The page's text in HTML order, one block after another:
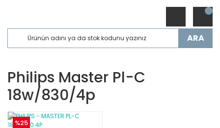
ARA
Philips Master Pl-C
18w/830/4p
%25